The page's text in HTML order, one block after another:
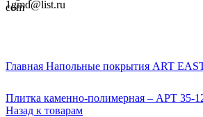
1gmd@list.ru
Главная Напольные покрытия ART
Плитка каменно-полимерная – APT 35-
Назад к товарам